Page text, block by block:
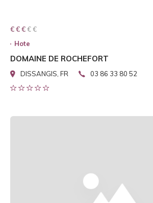
€ € € € €
€ € €
Hote
DOMAINE DE ROCHEFORT
DISSANGIS, FR 03 86 33 80 52